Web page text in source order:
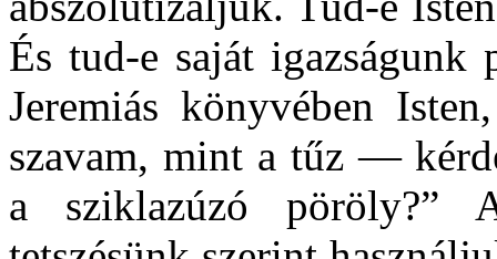
És tud-e saját
Jeremiás könyvében
szavam, mint a tűz —
a sziklazúzó pöröly?”